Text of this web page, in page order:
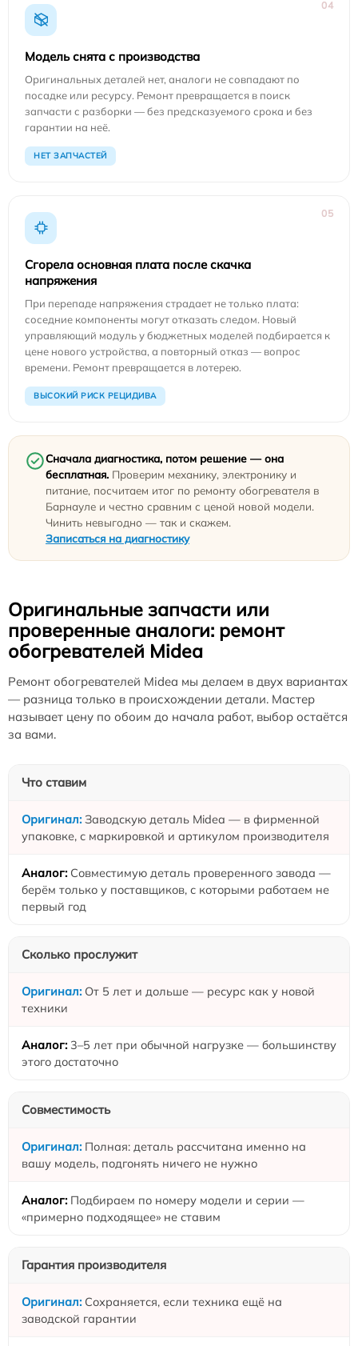
04
Модель снята с производства
Оригинальных деталей нет, аналоги не совпадают по
посадке или ресурсу. Ремонт превращается в поиск
запчасти с разборки — без предсказуемого срока и без
гарантии на неё.
НЕТ ЗАПЧАСТЕЙ
05
Сгорела основная плата после скачка
напряжения
При перепаде напряжения страдает не только плата:
соседние компоненты могут отказать следом. Новый
управляющий модуль у бюджетных моделей подбирается к
цене нового устройства, а повторный отказ — вопрос
времени. Ремонт превращается в лотерею.
ВЫСОКИЙ РИСК РЕЦИДИВА
Сначала диагностика, потом решение — она
бесплатная. Проверим механику, электронику и
питание, посчитаем итог по ремонту обогревателя в
Барнауле и честно сравним с ценой новой модели.
Чинить невыгодно — так и скажем.
Записаться на диагностику
Оригинальные запчасти или
проверенные аналоги: ремонт
обогревателей Midea
Ремонт обогревателей Midea мы делаем в двух вариантах
— разница только в происхождении детали. Мастер
называет цену по обоим до начала работ, выбор остаётся
за вами.
Что ставим
Заводскую деталь Midea — в фирменной
упаковке, с маркировкой и артикулом производителя
Совместимую деталь проверенного завода —
берём только у поставщиков, с которыми работаем не
первый год
Сколько прослужит
От 5 лет и дольше — ресурс как у новой
техники
3–5 лет при обычной нагрузке — большинству
этого достаточно
Совместимость
Полная: деталь рассчитана именно на
вашу модель, подгонять ничего не нужно
Подбираем по номеру модели и серии —
«примерно подходящее» не ставим
Гарантия производителя
Сохраняется, если техника ещё на
заводской гарантии